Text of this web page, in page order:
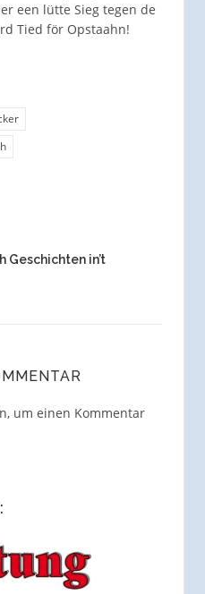
een lütte Sieg tegen de
Tied för Opstaahn!
in’t
um einen Kommentar